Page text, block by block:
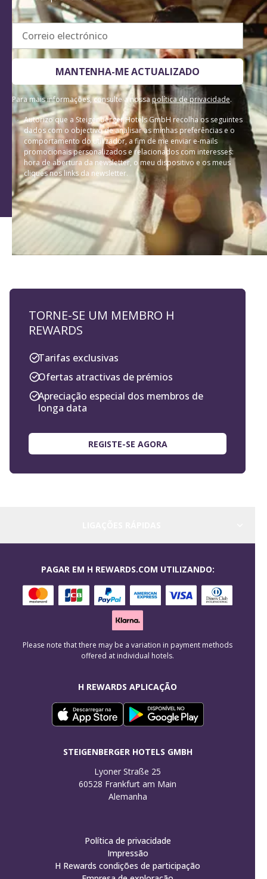
Correio electrónico
MANTENHA-ME ACTUALIZADO
Para mais informações, consulte a nossapolítica de privacidade.
Autorizo que a Steigenberger Hotels GmbH recolha os seguintes
dados com o objectivo de analisar as minhas preferências e o
comportamento do utilizador, a fim de me enviar e-mails
promocionais personalizados e relacionados com interesses:
hora de abertura da newsletter, o meu dispositivo e os meus
cliques nos links da newsletter.
TORNE-SE UM MEMBRO H
REWARDS
Tarifas exclusivas
Ofertas atractivas de prémios
Apreciação especial dos membros de
longa data
REGISTE-SE AGORA
H REWARDS APLICAÇÃO
STEIGENBERGER HOTELS GMBH
Lyoner Straße 25
60528 Frankfurt am Main
Alemanha
PAGAR EM H REWARDS.COM UTILIZANDO:
Please note that there may be a variation in payment methods
offered at individual hotels.
Política de privacidade
Impressão
H Rewards condições de participação